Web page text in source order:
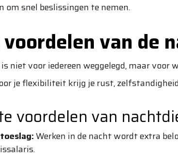
om snel beslissingen te nemen.
van de
is niet voor iedereen weggelegd, maar
je flexibiliteit krijg je rust,
voordelen van
Werken in de nacht wordt extra